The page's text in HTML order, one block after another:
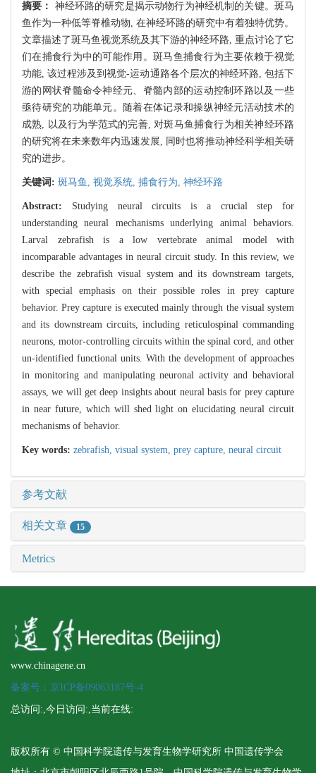
摘要： 神经环路的研究是揭示动物行为神经机制的关键。斑马
鱼作为一种低等脊椎动物, 在神经环路的研究中有着独特优势。
文章描述了斑马鱼视觉系统及其下游的神经环路, 重点讨论了它
们在捕食行为中的可能作用。斑马鱼捕食行为主要依赖于视觉
功能, 该过程涉及到视觉-运动通路各个层次的神经环路, 包括下
游的网状脊髓命令神经元、脊髓内部的运动控制环路以及一些
亟待研究的功能单元。随着在体记录和操纵神经元活动技术的
成熟, 以及行为学范式的完善, 对斑马鱼捕食行为相关神经环路
的研究将在未来数年内迅速发展, 同时也将推动神经科学相关研
究的进步。
关键词: 斑马鱼, 视觉系统, 捕食行为, 神经环路
Abstract: Studying neural circuits is a crucial step for
understanding neural mechanisms underlying animal behaviors.
Larval zebrafish is a low vertebrate animal model with
incomparable advantages in neural circuit study. In this review, we
describe the zebrafish visual system and its downstream targets,
with special emphasis on their possible roles in prey capture
behavior. Prey capture is executed mainly through the visual system
and its downstream circuits, including reticulospinal commanding
neurons, motor-controlling circuits within the spinal cord, and other
un-identified functional units. With the development of approaches
in monitoring and manipulating neuronal activity and behavioral
assays, we will get deep insights about neural basis for prey capture
in near future, which will shed light on elucidating neural circuit
mechanisms of behavior.
Key words: zebrafish, visual system, prey capture, neural circuit
参考文献
相关文章 15
Metrics
www.chinagene.cn
备案号：京ICP备09063187号-4
总访问:,今日访问:,当前在线:
版权所有 © 中国科学院遗传与发育生物学研究所 中国遗传学会